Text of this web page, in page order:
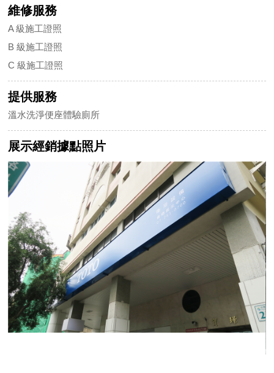
維修服務
A 級施工證照
B 級施工證照
C 級施工證照
提供服務
溫水洗淨便座體驗廁所
展示經銷據點照片